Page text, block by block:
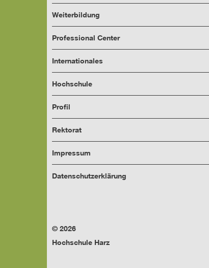
Weiterbildung
Professional Center
Internationales
Hochschule
Profil
Rektorat
Impressum
Datenschutzerklärung
© 2026
Hochschule Harz